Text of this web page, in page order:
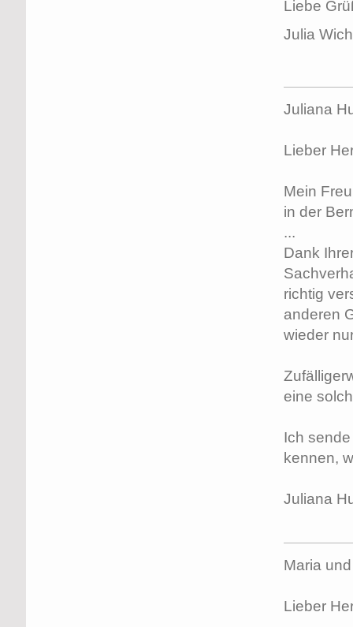
Liebe
Julia
Juliana
Lieber
Mein
in der
...
Dank
richtig
anderen
wieder
eine
Ich
kennen,
Juliana
Maria
Lieber